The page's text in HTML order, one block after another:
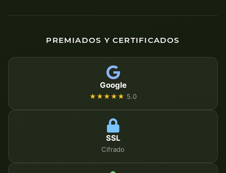
PREMIADOS Y CERTIFICADOS
Google
★★★★★ 5.0
SSL
Cifrado